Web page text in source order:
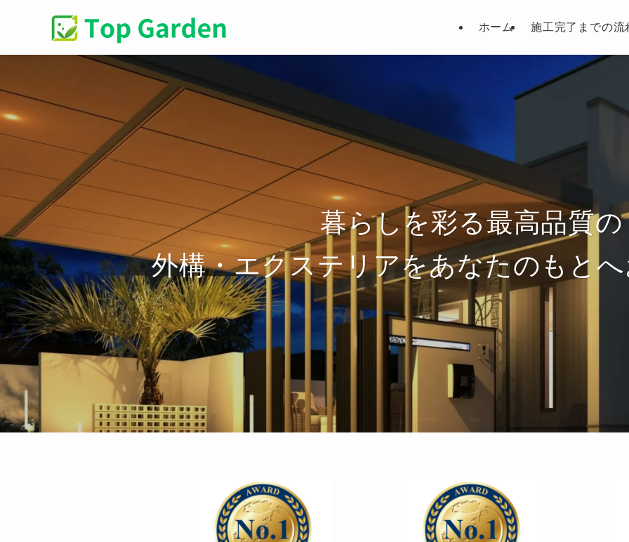
ホーム 施工完了までの流
暮らしを彩る最高品質の
外構・エクステリアをあなたのもと